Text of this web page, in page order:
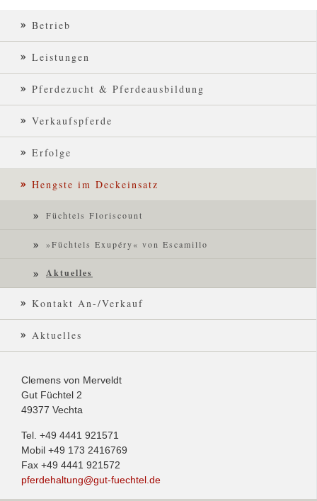
Betrieb
Leistungen
Pferdezucht & Pferdeausbildung
Verkaufspferde
Erfolge
Hengste im Deckeinsatz
Füchtels Floriscount
»Füchtels Exupéry« von Escamillo
Aktuelles
Kontakt An-/Verkauf
Aktuelles
Clemens von Merveldt
Gut Füchtel 2
49377 Vechta
Tel. +49 4441 921571
Mobil +49 173 2416769
Fax +49 4441 921572
pferdehaltung@gut-fuechtel.de